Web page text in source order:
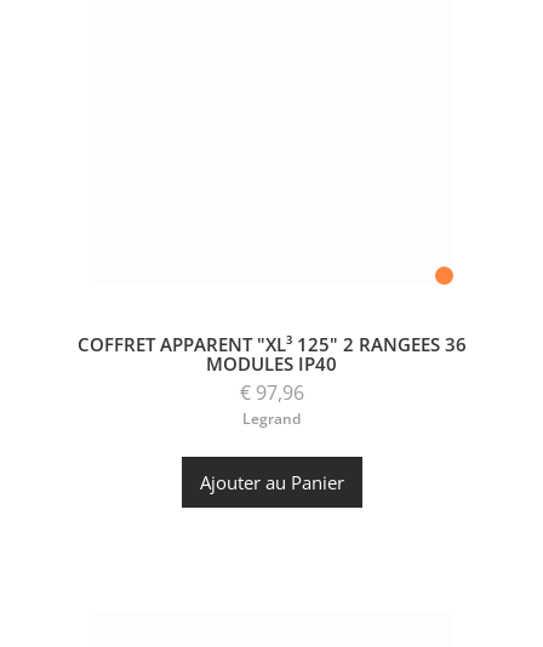
COFFRET APPARENT "XL³ 125" 2 RANGEES 36
MODULES IP40
€ 97,96
Legrand
Ajouter au Panier